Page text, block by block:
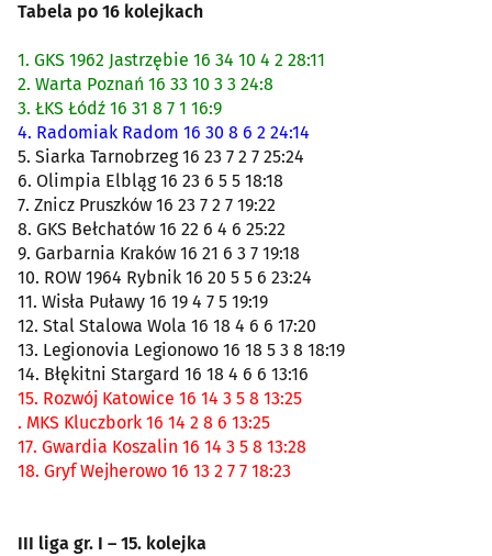
Tabela po 16 kolejkach
1. GKS 1962 Jastrzębie 16 34 10 4 2 28:11
2. Warta Poznań 16 33 10 3 3 24:8
3. ŁKS Łódź 16 31 8 7 1 16:9
4. Radomiak Radom 16 30 8 6 2 24:14
5. Siarka Tarnobrzeg 16 23 7 2 7 25:24
6. Olimpia Elbląg 16 23 6 5 5 18:18
7. Znicz Pruszków 16 23 7 2 7 19:22
8. GKS Bełchatów 16 22 6 4 6 25:22
9. Garbarnia Kraków 16 21 6 3 7 19:18
10. ROW 1964 Rybnik 16 20 5 5 6 23:24
11. Wisła Puławy 16 19 4 7 5 19:19
12. Stal Stalowa Wola 16 18 4 6 6 17:20
13. Legionovia Legionowo 16 18 5 3 8 18:19
14. Błękitni Stargard 16 18 4 6 6 13:16
15. Rozwój Katowice 16 14 3 5 8 13:25
. MKS Kluczbork 16 14 2 8 6 13:25
17. Gwardia Koszalin 16 14 3 5 8 13:28
18. Gryf Wejherowo 16 13 2 7 7 18:23
III liga gr. I – 15. kolejka